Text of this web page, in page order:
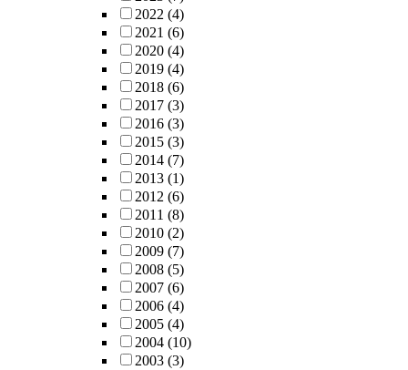
2022 (4)
2021 (6)
2020 (4)
2019 (4)
2018 (6)
2017 (3)
2016 (3)
2015 (3)
2014 (7)
2013 (1)
2012 (6)
2011 (8)
2010 (2)
2009 (7)
2008 (5)
2007 (6)
2006 (4)
2005 (4)
2004 (10)
2003 (3)